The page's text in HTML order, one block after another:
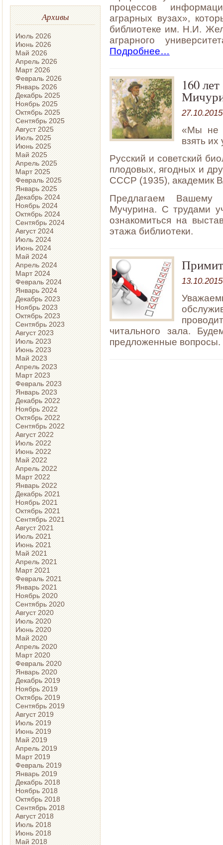
Архивы
Июль 2026
Июнь 2026
Май 2026
Апрель 2026
Март 2026
Февраль 2026
Январь 2026
Декабрь 2025
Ноябрь 2025
Октябрь 2025
Сентябрь 2025
Август 2025
Июль 2025
Июнь 2025
Май 2025
Апрель 2025
Март 2025
Февраль 2025
Январь 2025
Декабрь 2024
Ноябрь 2024
Октябрь 2024
Сентябрь 2024
Август 2024
Июль 2024
Июнь 2024
Май 2024
Апрель 2024
Март 2024
Февраль 2024
Январь 2024
Декабрь 2023
Ноябрь 2023
Октябрь 2023
Сентябрь 2023
Август 2023
Июль 2023
Июнь 2023
Май 2023
Апрель 2023
Март 2023
Февраль 2023
Январь 2023
Декабрь 2022
Ноябрь 2022
Октябрь 2022
Сентябрь 2022
Август 2022
Июль 2022
Июнь 2022
Май 2022
Апрель 2022
Март 2022
Январь 2022
Декабрь 2021
Ноябрь 2021
Октябрь 2021
Сентябрь 2021
Август 2021
Июль 2021
Июнь 2021
Май 2021
Апрель 2021
Март 2021
Февраль 2021
Январь 2021
Ноябрь 2020
Сентябрь 2020
Август 2020
Июль 2020
Июнь 2020
Май 2020
Апрель 2020
Март 2020
Февраль 2020
Январь 2020
Декабрь 2019
Ноябрь 2019
Октябрь 2019
Сентябрь 2019
Август 2019
Июль 2019
Июнь 2019
Май 2019
Апрель 2019
Март 2019
Февраль 2019
Январь 2019
Декабрь 2018
Ноябрь 2018
Октябрь 2018
Сентябрь 2018
Август 2018
Июль 2018
Июнь 2018
Май 2018
процессов
аграрных вузах»,
библиотеке им. Н.И.
аграрного
Подробнее…
160
27.10.2015
«Мы не
взять
Русский и советский
плодовых, ягодных и
СССР (1935), академик
Предлагаем
Мучурина. С трудами
ознакомиться на
этажа библиотеки.
13.10.2015
читального зала.
предложенные вопросы.